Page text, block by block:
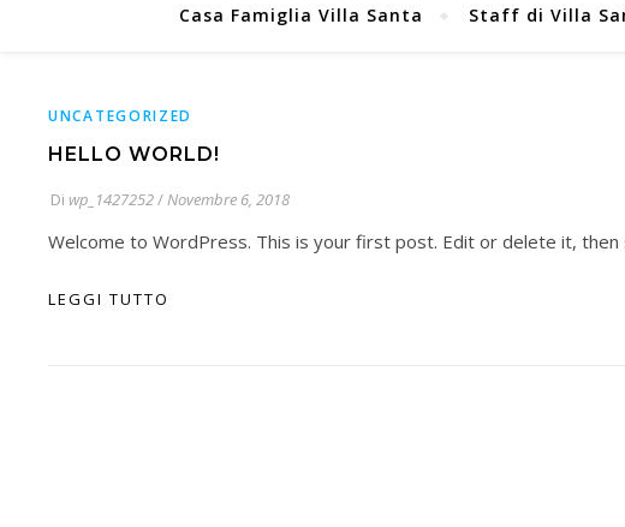
Casa Famiglia Villa Santa Staff di Villa
UNCATEGORIZED
HELLO WORLD!
Di wp_1427252/Novembre 6, 2018
Welcome to WordPress. This is your first post. Edit or delete it,
LEGGI TUTTO